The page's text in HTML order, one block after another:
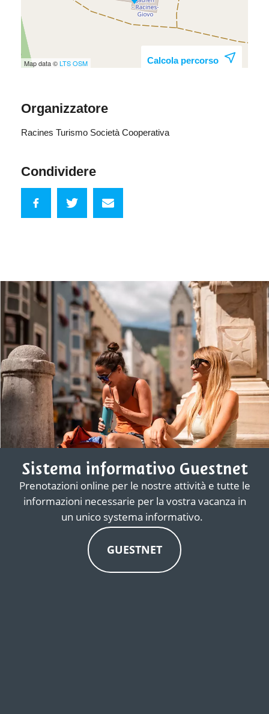
Map data ©LTSOSM Calcola percorso
Organizzatore
Racines Turismo Società Cooperativa
Condividere
Sistema informativo Guestnet
Prenotazioni online per le nostre attività e tutte le
informazioni necessarie per la vostra vacanza in
un unico systema informativo.
GUESTNET